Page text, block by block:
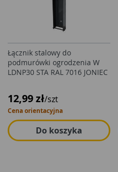
Łącznik stalowy do
podmurówki ogrodzenia W
LDNP30 STA RAL 7016 JONIEC
12,99 zł/szt
Cena orientacyjna
Do koszyka